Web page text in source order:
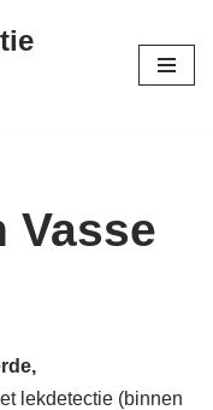
Vasse
lekdetectie (binnen